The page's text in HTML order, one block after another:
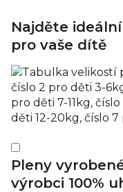
Najděte
pro vaše dítě
Pleny
výrobci 100%